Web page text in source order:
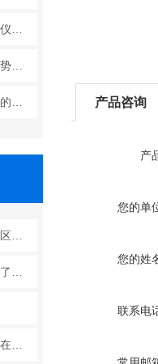
进口里氏硬度计的核心优势：精度、耐用性与多功能性
离子浓度测定仪的使用误区，请规避！
非金属超声波涂层测厚仪在塑料、玻璃、陶瓷等行业中的定制化解决方案
产品咨询
产
您的单
您的姓
联系电